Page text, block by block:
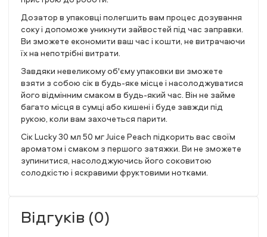
Дозатор в упаковці полегшить вам процес дозування
соку і допоможе уникнути зайвостей під час заправки.
Ви зможете економити ваш час і кошти, не витрачаючи
їх на непотрібні витрати.
Завдяки невеликому об'єму упаковки ви зможете
взяти з собою сік в будь-яке місце і насолоджуватися
його відмінним смаком в будь-який час. Він не займе
багато місця в сумці або кишені і буде завжди під
рукою, коли вам захочеться парити.
Сік Lucky 30 мл 50 мг Juice Peach підкорить вас своїм
ароматом і смаком з першого затяжки. Ви не зможете
зупинитися, насолоджуючись його соковитою
солодкістю і яскравими фруктовими нотками.
Відгуків (0)